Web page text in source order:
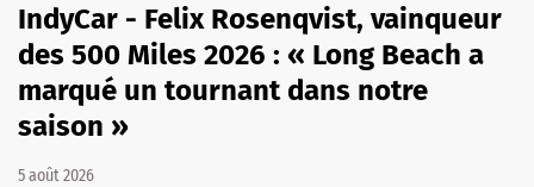
IndyCar - Felix Rosenqvist, vainqueur
des 500 Miles 2026 : « Long Beach a
marqué un tournant dans notre
saison »
5 août 2026